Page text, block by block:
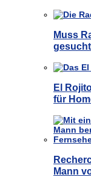
Muss
gesucht
El
für
Mann